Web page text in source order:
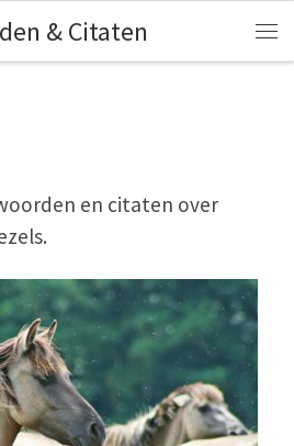
& Citaten
en citaten over